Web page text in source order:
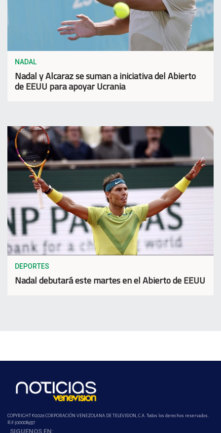
NADAL
Nadal y Alcaraz se suman a iniciativa del Abierto
de EEUU para apoyar Ucrania
DEPORTES
Nadal debutará este martes en el Abierto de EEUU
COPYRIGHT ©2026 CORPORACIÓN VENEZOLANA DE TELEVISION, C.A. Todos los derechos reservados.
Rif-j000089337
SIGUENOS EN: